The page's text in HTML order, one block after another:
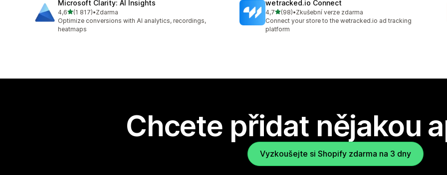
Microsoft Clarity: AI Insights
4,6z 5 hvězd
(1 817)
Celkový počet recenzí: 1817
•Zdarma
Optimize conversions with AI analytics, recordings,
heatmaps
wetracked.io Connect
4,7z 5 hvězd
(98)
Celkový počet recenzí: 98
•Zkušební verze zdarma
Connect your store to the wetracked.io ad tracking
platform
Chcete přidat nějakou
Vyzkoušejte si Shopify zdarma na 3 dny